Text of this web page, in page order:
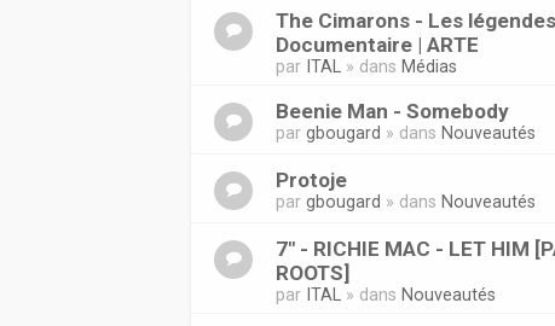
The Cimarons - Les
Documentaire | ARTE
par ITAL » dans Médias
Beenie Man - Somebody
pargbougard » dans Nouveautés
Protoje
pargbougard » dans Nouveautés
7" - RICHIE MAC - LET HIM
ROOTS]
par ITAL » dans Nouveautés